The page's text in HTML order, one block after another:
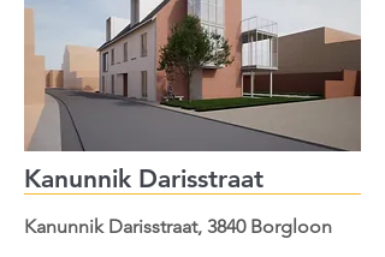
Kanunnik Darisstraat
Kanunnik Darisstraat, 3840 Borgloon